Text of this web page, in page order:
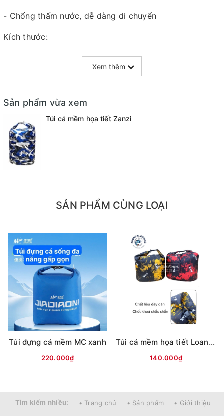
- Chống thấm nước, dễ dàng di chuyển
Kích thước:
- Đại : 70x115cm- 190.000
- To: 70x95cm- 170.000
- Nhỡ: 70x 85cm- 160.000
- Nhỏ: 70x 78cm - 150.000
Xem thêm
Sản phẩm vừa xem
Túi cá mềm họa tiết Zanzi
SẢN PHẨM CÙNG LOẠI
Túi đựng cá mềm MC xanh
220.000₫
Túi cá mềm họa tiết Loang K&K
140.000₫
Tìm kiếm nhiều: • Trang chủ • Sản phẩm • Giới thiệu